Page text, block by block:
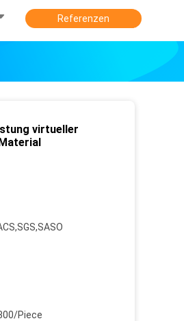
Referenzen
virtueller
Piece